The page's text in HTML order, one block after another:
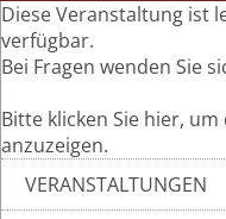
Diese Veranstaltung ist
verfügbar.
Bei Fragen wenden Sie
Bitte klicken Sie hier,
anzuzeigen.
VERANSTALTUNGEN